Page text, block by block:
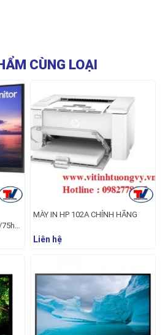
CÙNG LOẠI
75hz
MÀY IN HP 102A CHÍNH HÃNG
Liên hệ